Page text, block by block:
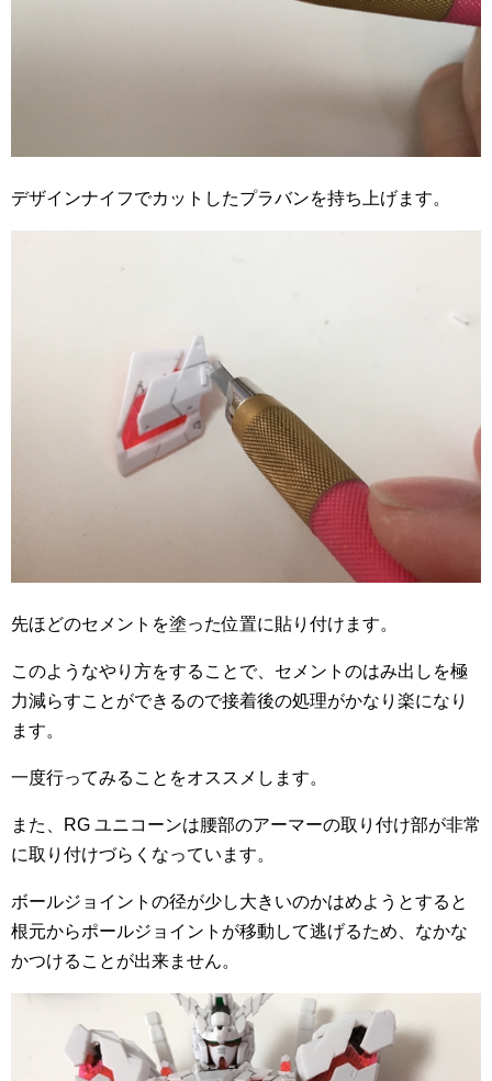
デザインナイフでカットしたプラバンを持ち上げます。
先ほどのセメントを塗った位置に貼り付けます。
このようなやり方をすることで、セメントのはみ出しを極
力減らすことができるので接着後の処理がかなり楽になり
ます。
一度行ってみることをオススメします。
また、RG ユニコーンは腰部のアーマーの取り付け部が非常
に取り付けづらくなっています。
ボールジョイントの径が少し大きいのかはめようとすると
根元からポールジョイントが移動して逃げるため、なかな
かつけることが出来ません。